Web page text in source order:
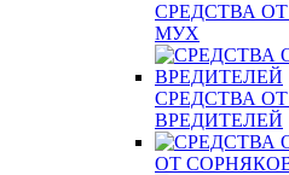
СРЕДСТВА
МУХ
СРЕДСТВА
ВРЕДИТЕЛЕЙ
ОТ